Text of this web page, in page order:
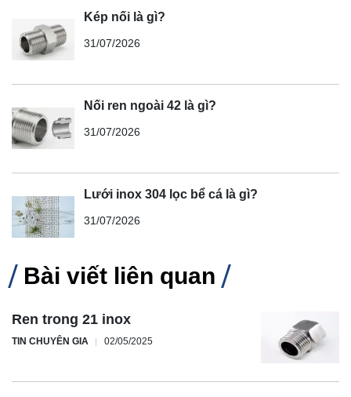
Kép nối là gì?
31/07/2026
Nối ren ngoài 42 là gì?
31/07/2026
Lưới inox 304 lọc bể cá là gì?
31/07/2026
Bài viết liên quan
Ren trong 21 inox
TIN CHUYÊN GIA 02/05/2025